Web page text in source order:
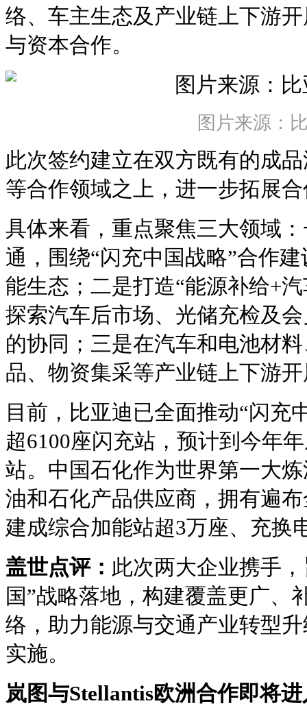
络、车主生态及产业链上下游
与资本合作。
图片来源：
此次签约建立在双方既有的成
等合作领域之上，进一步拓展
具体来看，重点聚焦三大领域
通，围绕“闪充中国战略”合作
能生态；二是打造“能源补给+
探索汽车后市场、光储充检及
的协同；三是在汽车和电池材
品、物资集采等产业链上下游
目前，比亚迪已全面推动“闪充
超6100座闪充站，预计到今年
站。中国石化作为世界第一大
油和石化产品供应商，拥有遍
建成综合加能站超3万座、充换
盖世点评： 此次两大企业携手
国”战略落地，构建覆盖更广、
络，助力能源与交通产业转型
实施。
岚图与Stellantis欧洲合作即将